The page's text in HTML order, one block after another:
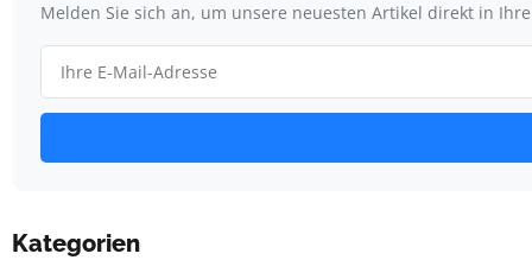
Melden Sie sich an, um unsere neuesten Artikel direkt in
Kategorien